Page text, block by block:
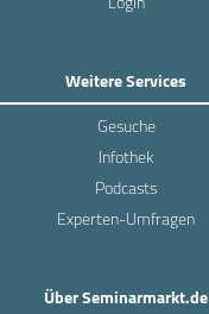
Weitere Services
Gesuche
Infothek
Podcasts
Experten-Umfragen
Über Seminarmarkt.de